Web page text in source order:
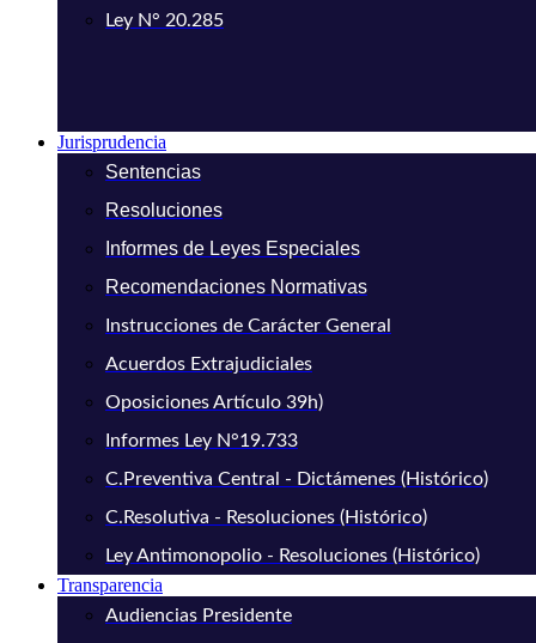
Ley N° 20.285
Jurisprudencia
Sentencias
Resoluciones
Informes de Leyes Especiales
Recomendaciones Normativas
Instrucciones de Carácter General
Acuerdos Extrajudiciales
Oposiciones Artículo 39h)
Informes Ley N°19.733
C.Preventiva Central - Dictámenes (Histórico)
C.Resolutiva - Resoluciones (Histórico)
Ley Antimonopolio - Resoluciones (Histórico)
Transparencia
Audiencias Presidente